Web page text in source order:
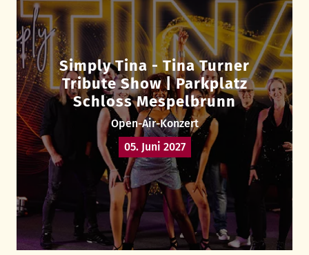
Simply Tina - Tina Turner
Tribute Show | Parkplatz
Schloss Mespelbrunn
Open-Air-Konzert
05. Juni 2027